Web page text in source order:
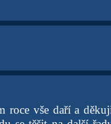
vše daří a